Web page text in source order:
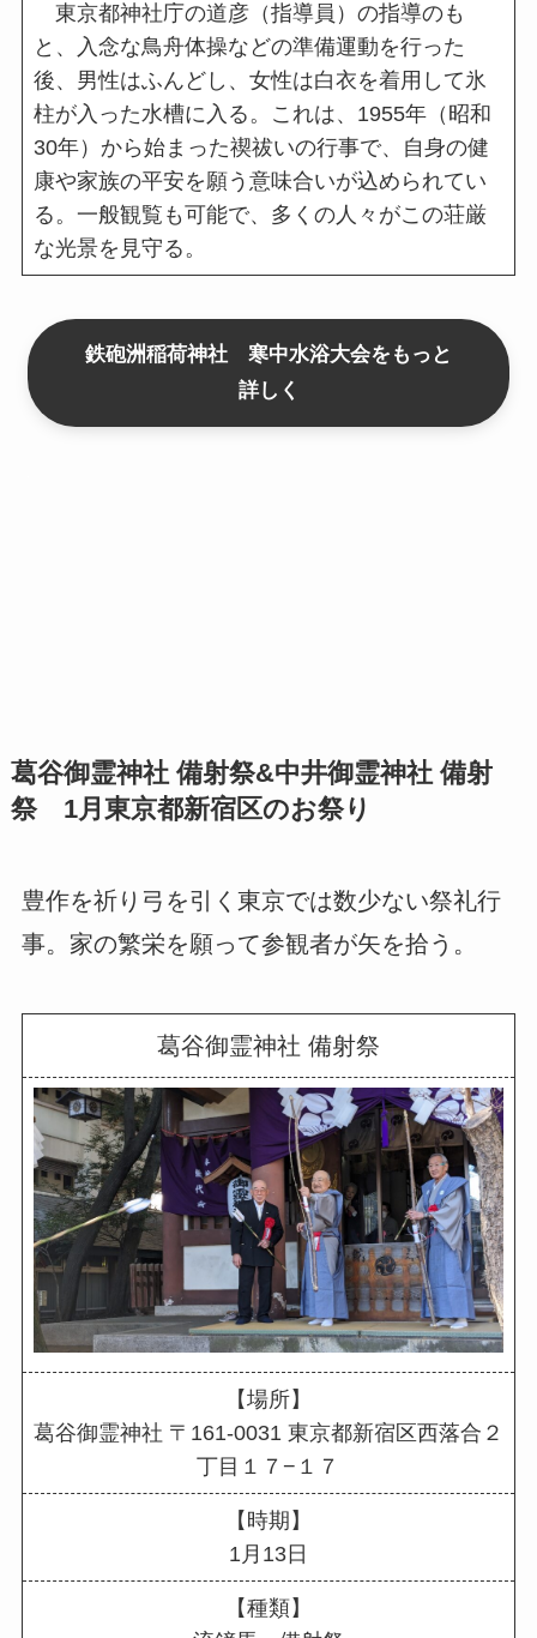
東京都神社庁の道彦（指導員）の指導のも
と、入念な鳥舟体操などの準備運動を行った
後、男性はふんどし、女性は白衣を着用して氷
柱が入った水槽に入る。これは、1955年（昭和
30年）から始まった禊祓いの行事で、自身の健
康や家族の平安を願う意味合いが込められてい
る。一般観覧も可能で、多くの人々がこの荘厳
な光景を見守る。
鉄砲洲稲荷神社 寒中水浴大会をもっと
詳しく
葛谷御霊神社 備射祭&中井御霊神社 備射
祭 1月東京都新宿区のお祭り
豊作を祈り弓を引く東京では数少ない祭礼行
事。家の繁栄を願って参観者が矢を拾う。
葛谷御霊神社 備射祭
【場所】
葛谷御霊神社 〒161-0031 東京都新宿区西落合２
丁目１７−１７
【時期】
1月13日
【種類】